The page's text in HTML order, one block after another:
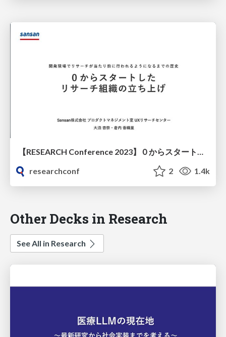
【RESEARCH Conference 2023】０からスタートしたリサーチ組織の立ち上げ。開発現場でリサーチが当たり前に行われるようになるまでの歴史
researchconf
2 1.4k
Other Decks in Research
See All in Research